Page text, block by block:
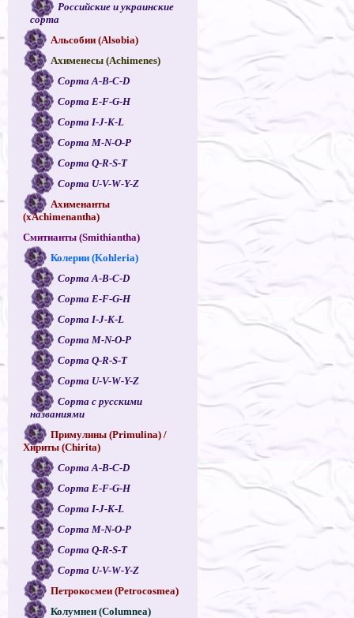
Российские и украинские
сорта
Альсобии (Alsobia)
Ахименесы (Achimenes)
Сорта A-B-C-D
Сорта E-F-G-H
Сорта I-J-K-L
Сорта M-N-O-P
Сорта Q-R-S-T
Сорта U-V-W-Y-Z
Ахименанты
(xAchimenantha)
Смитианты (Smithiantha)
Колерии (Kohleria)
Сорта A-B-C-D
Сорта E-F-G-H
Сорта I-J-K-L
Сорта M-N-O-P
Сорта Q-R-S-T
Сорта U-V-W-Y-Z
Сорта с русскими
названиями
Примулины (Primulina) /
Хириты (Chirita)
Сорта A-B-C-D
Сорта E-F-G-H
Сорта I-J-K-L
Сорта M-N-O-P
Сорта Q-R-S-T
Сорта U-V-W-Y-Z
Петрокосмеи (Petrocosmea)
Колумнеи (Columnea)